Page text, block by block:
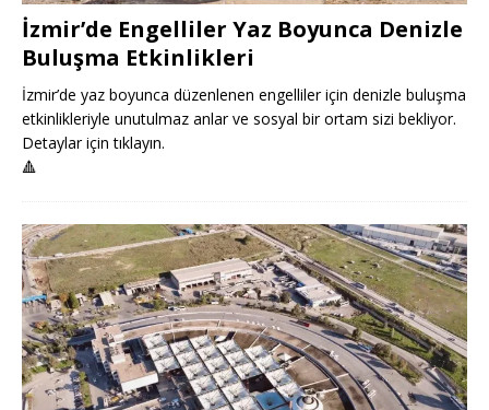
İzmir’de Engelliler Yaz Boyunca Denizle
Buluşma Etkinlikleri
İzmir’de yaz boyunca düzenlenen engelliler için denizle buluşma
etkinlikleriyle unutulmaz anlar ve sosyal bir ortam sizi bekliyor.
Detaylar için tıklayın.
🔺